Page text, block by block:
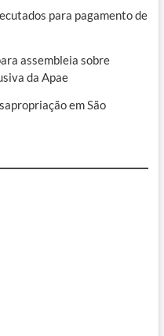
para pagamento de
assembleia sobre
da Apae
em São